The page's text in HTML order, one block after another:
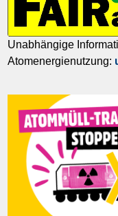
Unabhängige
Atomenergienutzung: